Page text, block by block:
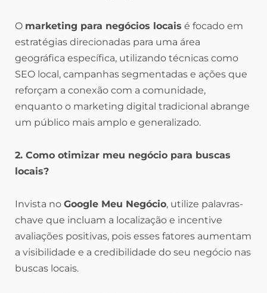
O marketing para negócios locais é focado em
estratégias direcionadas para uma área
geográfica específica, utilizando técnicas como
SEO local, campanhas segmentadas e ações que
reforçam a conexão com a comunidade,
enquanto o marketing digital tradicional abrange
um público mais amplo e generalizado.
2. Como otimizar meu negócio para buscas
locais?
Invista no Google Meu Negócio, utilize palavras-
chave que incluam a localização e incentive
avaliações positivas, pois esses fatores aumentam
a visibilidade e a credibilidade do seu negócio nas
buscas locais.